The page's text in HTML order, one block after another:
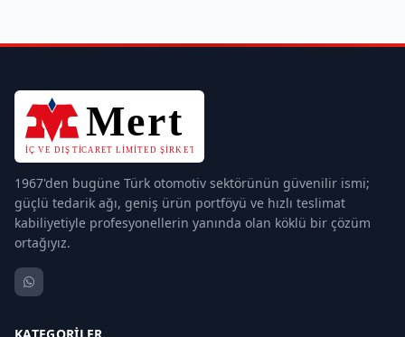
1967'den bugüne Türk otomotiv sektörünün güvenilir ismi;
güçlü tedarik ağı, geniş ürün portföyü ve hızlı teslimat
kabiliyetiyle profesyonellerin yanında olan köklü bir çözüm
ortağıyız.